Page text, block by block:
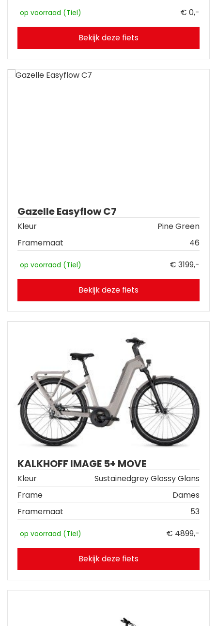
op voorraad (Tiel) € 0,-
Bekijk deze fiets
Gazelle Easyflow C7
Kleur
Pine Green
Framemaat
46
op voorraad (Tiel) € 3199,-
Bekijk deze fiets
KALKHOFF IMAGE 5+ MOVE
Kleur
Sustainedgrey Glossy Glans
Frame
Dames
Framemaat
53
op voorraad (Tiel) € 4899,-
Bekijk deze fiets